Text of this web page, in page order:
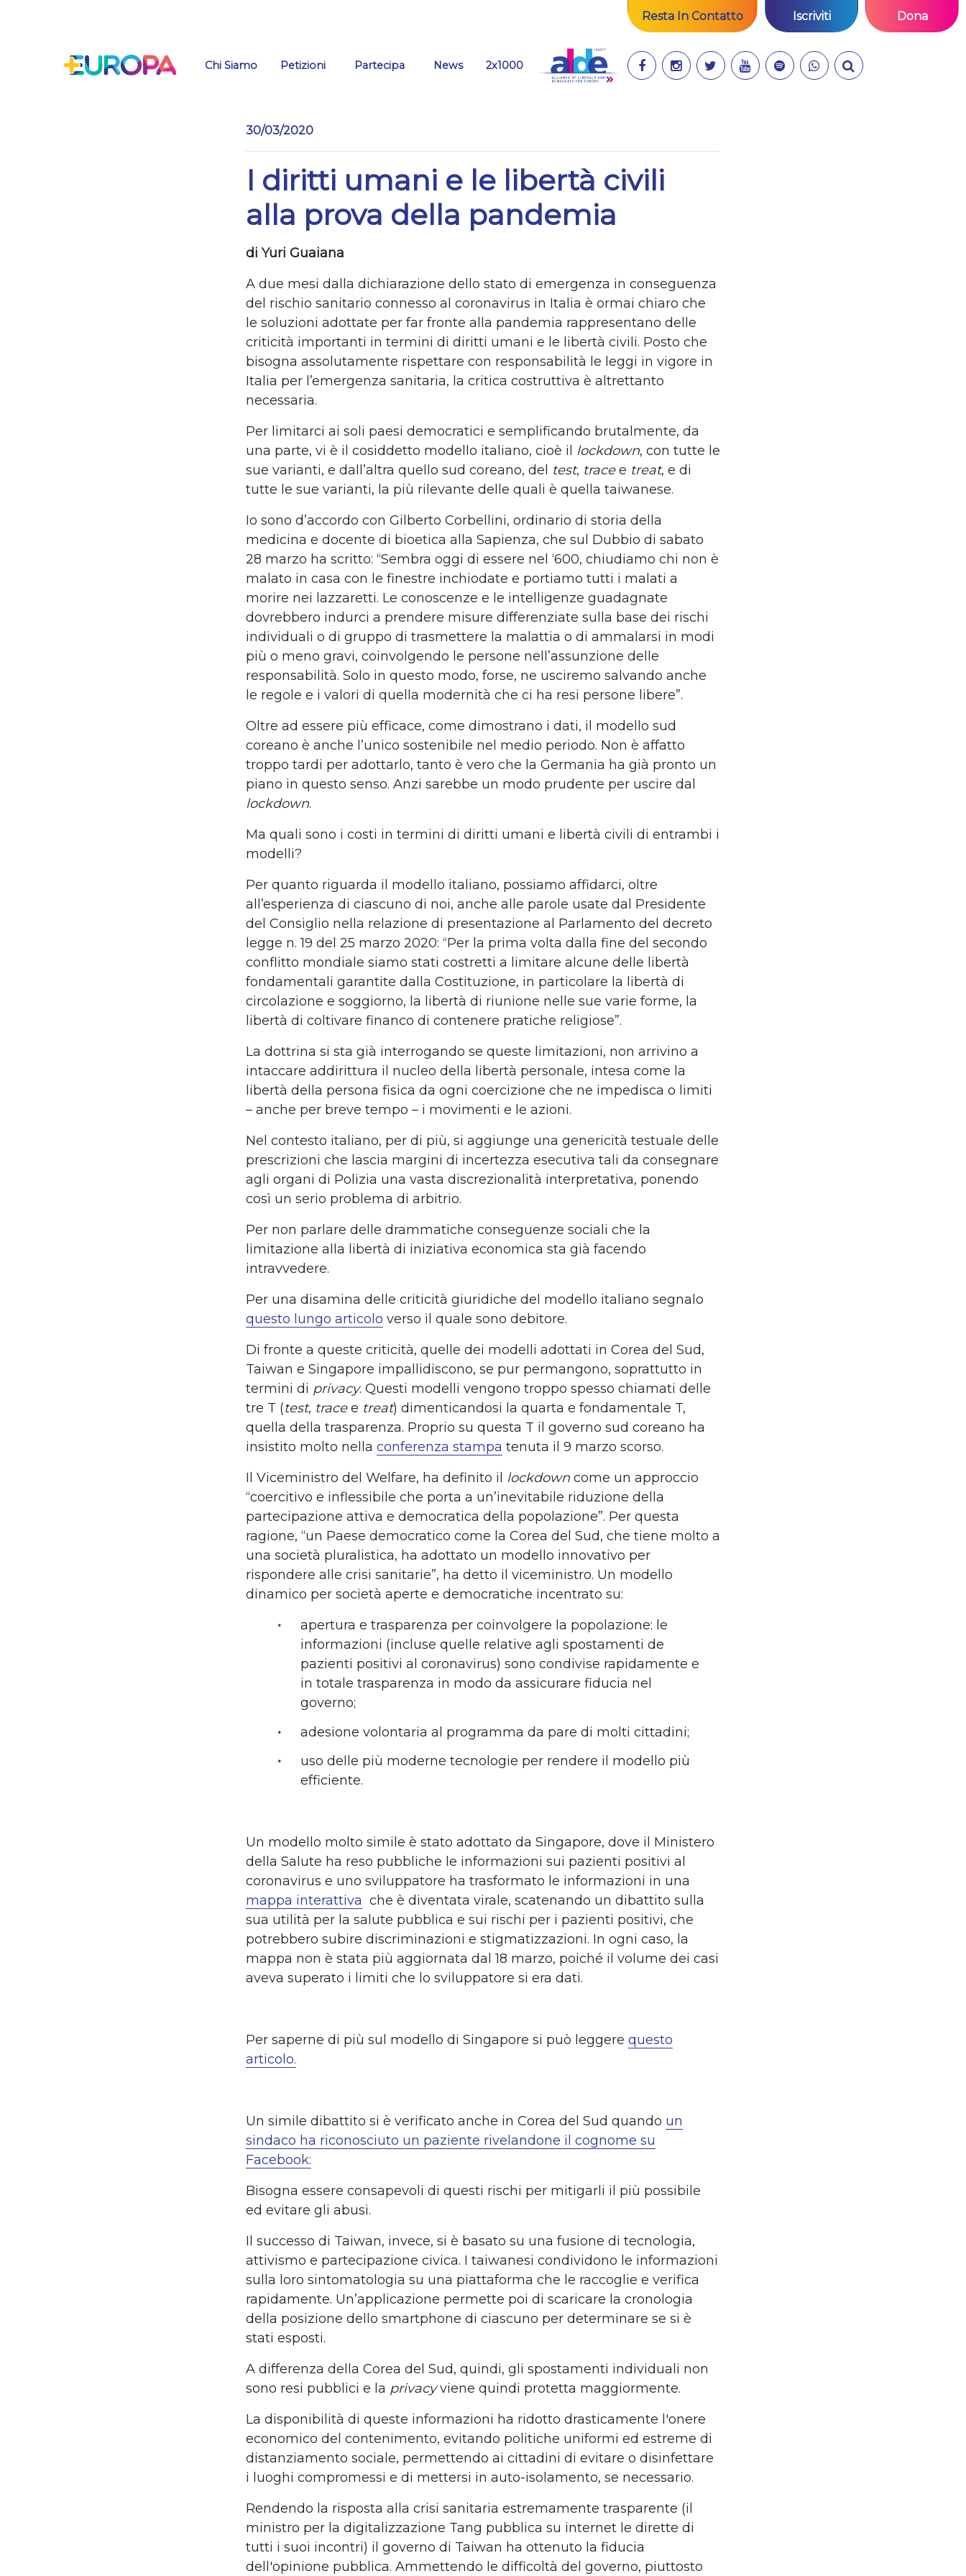
Resta In Contatto Iscriviti Dona
Chi Siamo Petizioni Partecipa News(current)
2x1000
30/03/2020
I diritti umani e le libertà civili
alla prova della pandemia
di Yuri Guaiana
A due mesi dalla dichiarazione dello stato di emergenza in conseguenza
del rischio sanitario connesso al coronavirus in Italia è ormai chiaro che
le soluzioni adottate per far fronte alla pandemia rappresentano delle
criticità importanti in termini di diritti umani e le libertà civili. Posto che
bisogna assolutamente rispettare con responsabilità le leggi in vigore in
Italia per l’emergenza sanitaria, la critica costruttiva è altrettanto
necessaria.
Per limitarci ai soli paesi democratici e semplificando brutalmente, da
una parte, vi è il cosiddetto modello italiano, cioè il lockdown, con tutte le
sue varianti, e dall’altra quello sud coreano, del test, tracee treat, e di
tutte le sue varianti, la più rilevante delle quali è quella taiwanese.
Io sono d’accordo con Gilberto Corbellini, ordinario di storia della
medicina e docente di bioetica alla Sapienza, che sul Dubbio di sabato
28 marzo ha scritto: “Sembra oggi di essere nel ‘600, chiudiamo chi non è
malato in casa con le finestre inchiodate e portiamo tutti i malati a
morire nei lazzaretti. Le conoscenze e le intelligenze guadagnate
dovrebbero indurci a prendere misure differenziate sulla base dei rischi
individuali o di gruppo di trasmettere la malattia o di ammalarsi in modi
più o meno gravi, coinvolgendo le persone nell’assunzione delle
responsabilità. Solo in questo modo, forse, ne usciremo salvando anche
le regole e i valori di quella modernità che ci ha resi persone libere”.
Oltre ad essere più efficace, come dimostrano i dati, il modello sud
coreano è anche l’unico sostenibile nel medio periodo. Non è affatto
troppo tardi per adottarlo, tanto è vero che la Germania ha già pronto un
piano in questo senso. Anzi sarebbe un modo prudente per uscire dal
lockdown.
Ma quali sono i costi in termini di diritti umani e libertà civili di entrambi i
modelli?
Per quanto riguarda il modello italiano, possiamo affidarci, oltre
all’esperienza di ciascuno di noi, anche alle parole usate dal Presidente
del Consiglio nella relazione di presentazione al Parlamento del decreto
legge n. 19 del 25 marzo 2020: “Per la prima volta dalla fine del secondo
conflitto mondiale siamo stati costretti a limitare alcune delle libertà
fondamentali garantite dalla Costituzione, in particolare la libertà di
circolazione e soggiorno, la libertà di riunione nelle sue varie forme, la
libertà di coltivare financo di contenere pratiche religiose”.
La dottrina si sta già interrogando se queste limitazioni, non arrivino a
intaccare addirittura il nucleo della libertà personale, intesa come la
libertà della persona fisica da ogni coercizione che ne impedisca o limiti
– anche per breve tempo – i movimenti e le azioni.
Nel contesto italiano, per di più, si aggiunge una genericità testuale delle
prescrizioni che lascia margini di incertezza esecutiva tali da consegnare
agli organi di Polizia una vasta discrezionalità interpretativa, ponendo
così un serio problema di arbitrio.
Per non parlare delle drammatiche conseguenze sociali che la
limitazione alla libertà di iniziativa economica sta già facendo
intravvedere.
Per una disamina delle criticità giuridiche del modello italiano segnalo
questo lungo articolo verso il quale sono debitore.
Di fronte a queste criticità, quelle dei modelli adottati in Corea del Sud,
Taiwan e Singapore impallidiscono, se pur permangono, soprattutto in
termini di privacy. Questi modelli vengono troppo spesso chiamati delle
tre T (test, tracee treat) dimenticandosi la quarta e fondamentale T,
quella della trasparenza. Proprio su questa T il governo sud coreano ha
insistito molto nella conferenza stampa tenuta il 9 marzo scorso.
Il Viceministro del Welfare, ha definito il lockdown come un approccio
“coercitivo e inflessibile che porta a un’inevitabile riduzione della
partecipazione attiva e democratica della popolazione”. Per questa
ragione, “un Paese democratico come la Corea del Sud, che tiene molto a
una società pluralistica, ha adottato un modello innovativo per
rispondere alle crisi sanitarie”, ha detto il viceministro. Un modello
dinamico per società aperte e democratiche incentrato su:
apertura e trasparenza per coinvolgere la popolazione: le
informazioni (incluse quelle relative agli spostamenti de
pazienti positivi al coronavirus) sono condivise rapidamente e
in totale trasparenza in modo da assicurare fiducia nel
governo;
adesione volontaria al programma da pare di molti cittadini;
uso delle più moderne tecnologie per rendere il modello più
efficiente.
Un modello molto simile è stato adottato da Singapore, dove il Ministero
della Salute ha reso pubbliche le informazioni sui pazienti positivi al
coronavirus e uno sviluppatore ha trasformato le informazioni in una
mappa interattiva che è diventata virale, scatenando un dibattito sulla
sua utilità per la salute pubblica e sui rischi per i pazienti positivi, che
potrebbero subire discriminazioni e stigmatizzazioni. In ogni caso, la
mappa non è stata più aggiornata dal 18 marzo, poiché il volume dei casi
aveva superato i limiti che lo sviluppatore si era dati.
Per saperne di più sul modello di Singapore si può leggere questo
articolo.
Un simile dibattito si è verificato anche in Corea del Sud quando un
sindaco ha riconosciuto un paziente rivelandone il cognome su
Facebook:
Bisogna essere consapevoli di questi rischi per mitigarli il più possibile
ed evitare gli abusi.
Il successo di Taiwan, invece, si è basato su una fusione di tecnologia,
attivismo e partecipazione civica. I taiwanesi condividono le informazioni
sulla loro sintomatologia su una piattaforma che le raccoglie e verifica
rapidamente. Un’applicazione permette poi di scaricare la cronologia
della posizione dello smartphone di ciascuno per determinare se si è
stati esposti.
A differenza della Corea del Sud, quindi, gli spostamenti individuali non
sono resi pubblici e la privacyviene quindi protetta maggiormente.
La disponibilità di queste informazioni ha ridotto drasticamente l'onere
economico del contenimento, evitando politiche uniformi ed estreme di
distanziamento sociale, permettendo ai cittadini di evitare o disinfettare
i luoghi compromessi e di mettersi in auto-isolamento, se necessario.
Rendendo la risposta alla crisi sanitaria estremamente trasparente (il
ministro per la digitalizzazione Tang pubblica su internet le dirette di
tutti i suoi incontri) il governo di Taiwan ha ottenuto la fiducia
dell'opinione pubblica. Ammettendo le difficoltà del governo, piuttosto